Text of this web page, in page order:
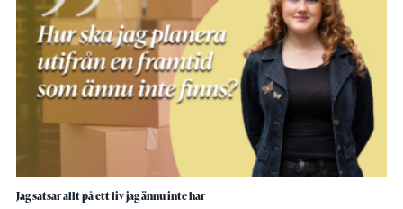
Jag satsar allt på ett liv jag ännu inte har